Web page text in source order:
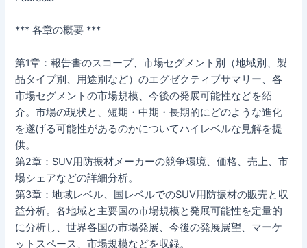
*** 各章の概要 ***
第1章：報告書のスコープ、市場セグメント別（地域別、製
品タイプ別、用途別など）のエグゼクティブサマリー、各
市場セグメントの市場規模、今後の発展可能性などを紹
介。市場の現状と、短期・中期・長期的にどのような進化
を遂げる可能性があるのかについてハイレベルな見解を提
供。
第2章：SUV用防振材メーカーの競争環境、価格、売上、市
場シェアなどの詳細分析。
第3章：地域レベル、国レベルでのSUV用防振材の販売と収
益分析。各地域と主要国の市場規模と発展可能性を定量的
に分析し、世界各国の市場発展、今後の発展展望、マーケ
ットスペース、市場規模などを収録。